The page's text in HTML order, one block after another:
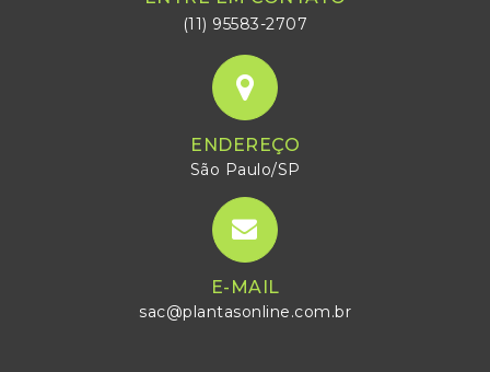
(11) 95583-2707
ENDEREÇO
São Paulo/SP
E-MAIL
sac@plantasonline.com.br